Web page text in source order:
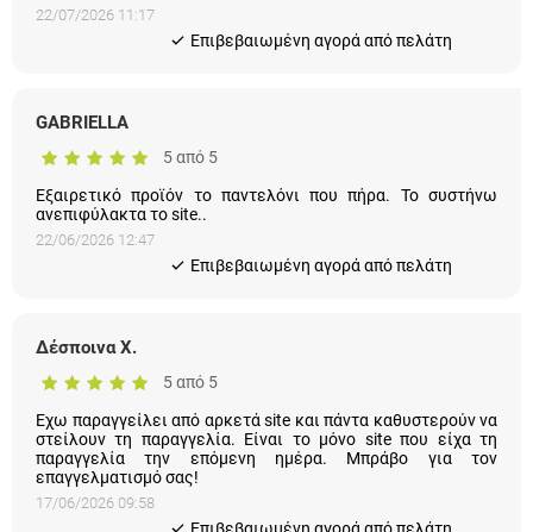
22/07/2026 11:17
Eπιβεβαιωμένη αγορά από πελάτη
GABRIELLA
5 από 5
Εξαιρετικό προϊόν το παντελόνι που πήρα. Το συστήνω
ανεπιφύλακτα το site..
22/06/2026 12:47
Eπιβεβαιωμένη αγορά από πελάτη
Δέσποινα Χ.
5 από 5
Εχω παραγγείλει από αρκετά site και πάντα καθυστερούν να
στείλουν τη παραγγελία. Είναι το μόνο site που είχα τη
παραγγελία την επόμενη ημέρα. Μπράβο για τον
επαγγελματισμό σας!
17/06/2026 09:58